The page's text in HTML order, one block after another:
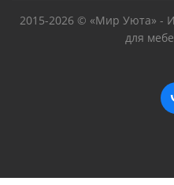
2015-2026 © «Мир Уюта» -
для